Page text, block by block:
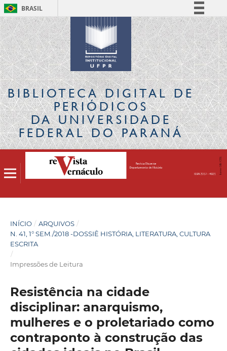
BRASIL
Simplifique!
Comunica BR
Participe
Acesso à informação
Legislação
Canais
BIBLIOTECA DIGITALDE
PERIÓDICOS
DA UNIVERSIDADE
FEDERAL DO PARANÁ
INÍCIO / ARQUIVOS /
N. 41, 1° SEM./2018 -DOSSIÊ HISTÓRIA, LITERATURA, CULTURA
ESCRITA
/
Impressões de Leitura
Resistência na cidade
disciplinar: anarquismo,
mulheres e o proletariado como
contraponto à construção das